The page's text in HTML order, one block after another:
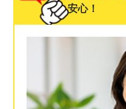
安心！